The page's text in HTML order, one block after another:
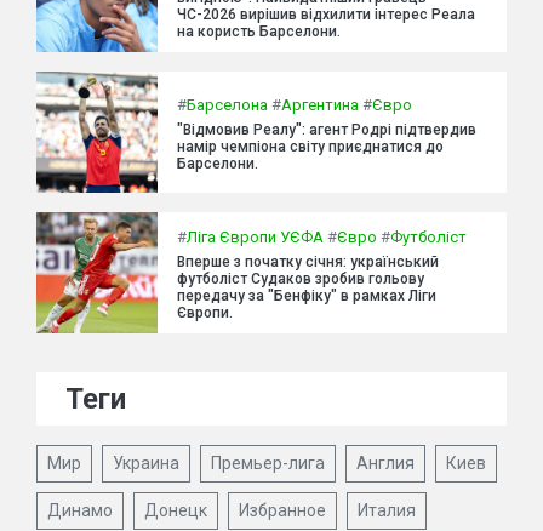
ЧС-2026 вирішив відхилити інтерес Реала
на користь Барселони.
#Барселона #Аргентина #Євро
"Відмовив Реалу": агент Родрі підтвердив
намір чемпіона світу приєднатися до
Барселони.
#Ліга Європи УЄФА #Євро #Футболіст
Вперше з початку січня: український
футболіст Судаков зробив гольову
передачу за "Бенфіку" в рамках Ліги
Європи.
Теги
Мир Украина Премьер-лига Англия Киев
Динамо Донецк Избранное Италия